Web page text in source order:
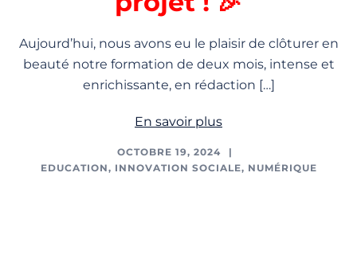
Aujourd’hui, nous avons eu le plaisir de clôturer en
beauté notre formation de deux mois, intense et
enrichissante, en rédaction […]
En savoir plus
OCTOBRE 19, 2024
EDUCATION, INNOVATION SOCIALE, NUMÉRIQUE